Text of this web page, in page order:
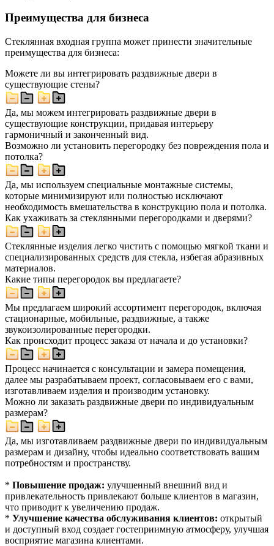
Преимущества для бизнеса
Стеклянная входная группа может принести значительные
преимущества для бизнеса:
Можете ли вы интегрировать раздвижные двери в
существующие стены?
Да, мы можем интегрировать раздвижные двери в
существующие конструкции, придавая интерьеру
гармоничный и законченный вид.
Возможно ли установить перегородку без повреждения пола и
потолка?
Да, мы используем специальные монтажные системы,
которые минимизируют или полностью исключают
необходимость вмешательства в конструкцию пола и потолка.
Как ухаживать за стеклянными перегородками и дверями?
Стеклянные изделия легко чистить с помощью мягкой ткани и
специализированных средств для стекла, избегая абразивных
материалов.
Какие типы перегородок вы предлагаете?
Мы предлагаем широкий ассортимент перегородок, включая
стационарные, мобильные, раздвижные, а также
звукоизолированные перегородки.
Как происходит процесс заказа от начала и до установки?
Процесс начинается с консультации и замера помещения,
далее мы разрабатываем проект, согласовываем его с вами,
изготавливаем изделия и производим установку.
Можно ли заказать раздвижные двери по индивидуальным
размерам?
Да, мы изготавливаем раздвижные двери по индивидуальным
размерам и дизайну, чтобы идеально соответствовать вашим
потребностям и пространству.
* Повышение продаж: улучшенный внешний вид и
привлекательность привлекают больше клиентов в магазин,
что приводит к увеличению продаж.
* Улучшение качества обслуживания клиентов: открытый
и доступный вход создает гостеприимную атмосферу, улучшая
восприятие магазина клиентами.